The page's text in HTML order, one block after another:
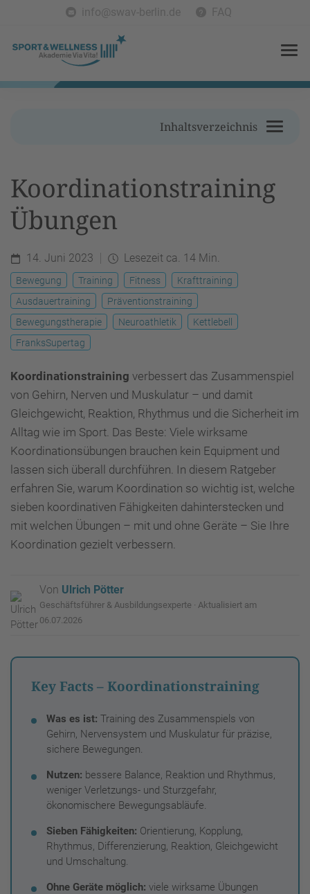
info@swav-berlin.de FAQ
Inhaltsverzeichnis
Koordinationstraining
Übungen
14. Juni 2023 Lesezeit ca. 14 Min.
Bewegung Training Fitness
Krafttraining
Ausdauertraining
Präventionstraining
Bewegungstherapie
Neuroathletik
Kettlebell
FranksSupertag
Koordinationstraining verbessert das Zusammenspiel
von Gehirn, Nerven und Muskulatur – und damit
Gleichgewicht, Reaktion, Rhythmus und die Sicherheit im
Alltag wie im Sport. Das Beste: Viele wirksame
Koordinationsübungen brauchen kein Equipment und
lassen sich überall durchführen. In diesem Ratgeber
erfahren Sie, warum Koordination so wichtig ist, welche
sieben koordinativen Fähigkeiten dahinterstecken und
mit welchen Übungen – mit und ohne Geräte – Sie Ihre
Koordination gezielt verbessern.
Von Ulrich Pötter
Geschäftsführer & Ausbildungsexperte · Aktualisiert am
06.07.2026
Key Facts – Koordinationstraining
Was es ist: Training des Zusammenspiels von
Gehirn, Nervensystem und Muskulatur für präzise,
sichere Bewegungen.
Nutzen: bessere Balance, Reaktion und Rhythmus,
weniger Verletzungs- und Sturzgefahr,
ökonomischere Bewegungsabläufe.
Sieben Fähigkeiten: Orientierung, Kopplung,
Rhythmus, Differenzierung, Reaktion, Gleichgewicht
und Umschaltung.
Ohne Geräte möglich: viele wirksame Übungen